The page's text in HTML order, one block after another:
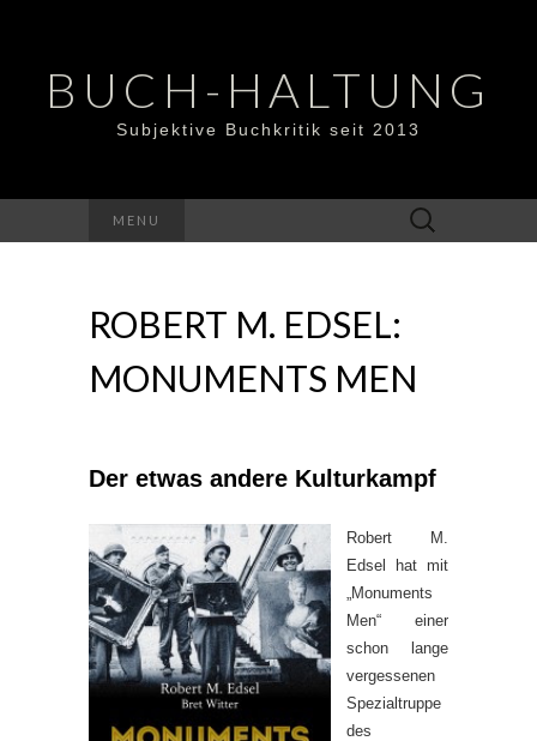
BUCH-HALTUNG
Subjektive Buchkritik seit 2013
MENU
Suchen
nach:
ROBERT M. EDSEL:
MONUMENTS MEN
Der etwas andere Kulturkampf
Robert M.
Edsel hat mit
„Monuments
Men“ einer
schon lange
vergessenen
Spezialtruppe
des